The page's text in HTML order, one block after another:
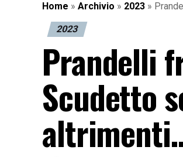
Home » Archivio » 2023 »
2023
Prandelli
Scudetto